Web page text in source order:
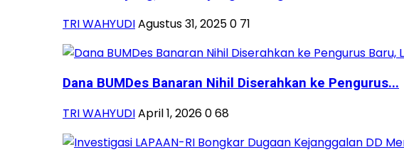
TRI WAHYUDIAgustus 31, 20250 71
Dana BUMDes Banaran Nihil Diserahkan ke Pengurus...
TRI WAHYUDIApril 1, 2026068